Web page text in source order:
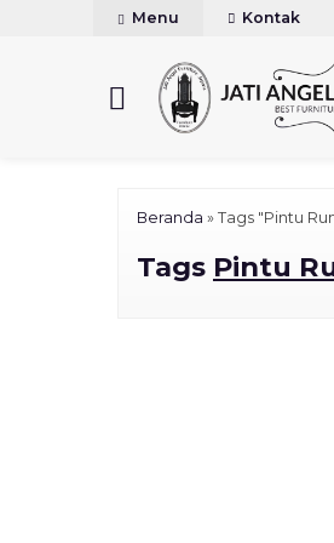
Menu Kontak
Beranda » Tags "Pintu
Tags Pintu